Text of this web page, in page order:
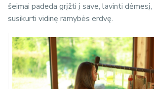
šeimai padeda grįžti į save, lavinti
susikurti vidinę ramybės erdvę.